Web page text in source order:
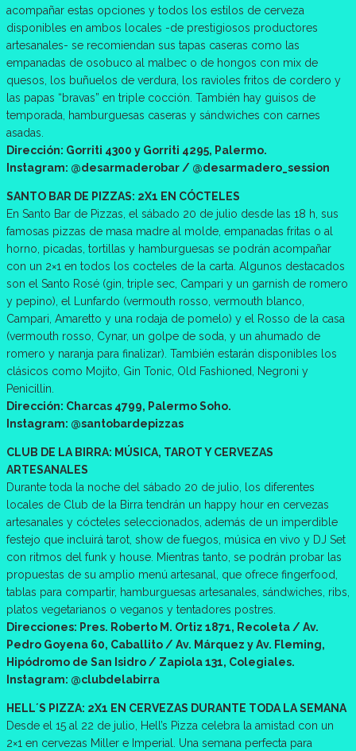
acompañar estas opciones y todos los estilos de cerveza
disponibles en ambos locales -de prestigiosos productores
artesanales- se recomiendan sus tapas caseras como las
empanadas de osobuco al malbec o de hongos con mix de
quesos, los buñuelos de verdura, los ravioles fritos de cordero y
las papas “bravas” en triple cocción. También hay guisos de
temporada, hamburguesas caseras y sándwiches con carnes
asadas.
Dirección: Gorriti 4300 y Gorriti 4295, Palermo.
Instagram: @desarmaderobar / @desarmadero_session
SANTO BAR DE PIZZAS: 2X1 EN CÓCTELES
En Santo Bar de Pizzas, el sábado 20 de julio desde las 18 h, sus
famosas pizzas de masa madre al molde, empanadas fritas o al
horno, picadas, tortillas y hamburguesas se podrán acompañar
con un 2×1 en todos los cocteles de la carta. Algunos destacados
son el Santo Rosé (gin, triple sec, Campari y un garnish de romero
y pepino), el Lunfardo (vermouth rosso, vermouth blanco,
Campari, Amaretto y una rodaja de pomelo) y el Rosso de la casa
(vermouth rosso, Cynar, un golpe de soda, y un ahumado de
romero y naranja para finalizar). También estarán disponibles los
clásicos como Mojito, Gin Tonic, Old Fashioned, Negroni y
Penicillin.
Dirección: Charcas 4799, Palermo Soho.
Instagram: @santobardepizzas
CLUB DE LA BIRRA: MÚSICA, TAROT Y CERVEZAS
ARTESANALES
Durante toda la noche del sábado 20 de julio, los diferentes
locales de Club de la Birra tendrán un happy hour en cervezas
artesanales y cócteles seleccionados, además de un imperdible
festejo que incluirá tarot, show de fuegos, música en vivo y DJ Set
con ritmos del funk y house. Mientras tanto, se podrán probar las
propuestas de su amplio menú artesanal, que ofrece fingerfood,
tablas para compartir, hamburguesas artesanales, sándwiches, ribs,
platos vegetarianos o veganos y tentadores postres.
Direcciones: Pres. Roberto M. Ortiz 1871, Recoleta / Av.
Pedro Goyena 60, Caballito / Av. Márquez y Av. Fleming,
Hipódromo de San Isidro / Zapiola 131, Colegiales.
Instagram: @clubdelabirra
HELL´S PIZZA: 2X1 EN CERVEZAS DURANTE TODA LA SEMANA
Desde el 15 al 22 de julio, Hell’s Pizza celebra la amistad con un
2×1 en cervezas Miller e Imperial. Una semana perfecta para